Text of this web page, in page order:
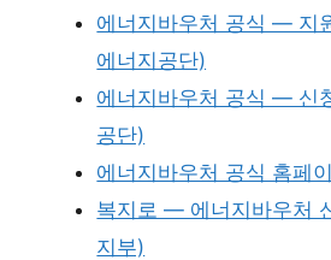
에너지바우처 공식 — 지
에너지공단)
에너지바우처 공식 — 신
공단)
에너지바우처 공식 홈페
복지로 — 에너지바우처
지부)